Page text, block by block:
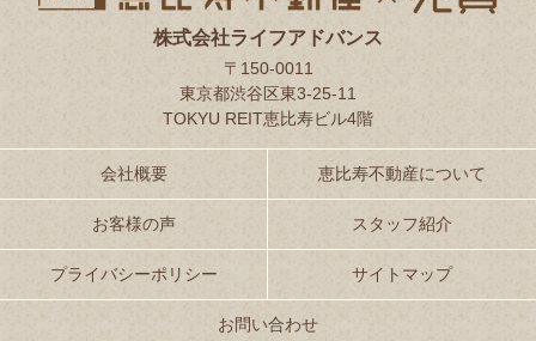
株式会社ライフアドバンス
〒150-0011
東京都渋谷区東3-25-11
TOKYU REIT恵比寿ビル4階
会社概要 恵比寿不動産について
お客様の声 スタッフ紹介
プライバシーポリシー サイトマップ
お問い合わせ